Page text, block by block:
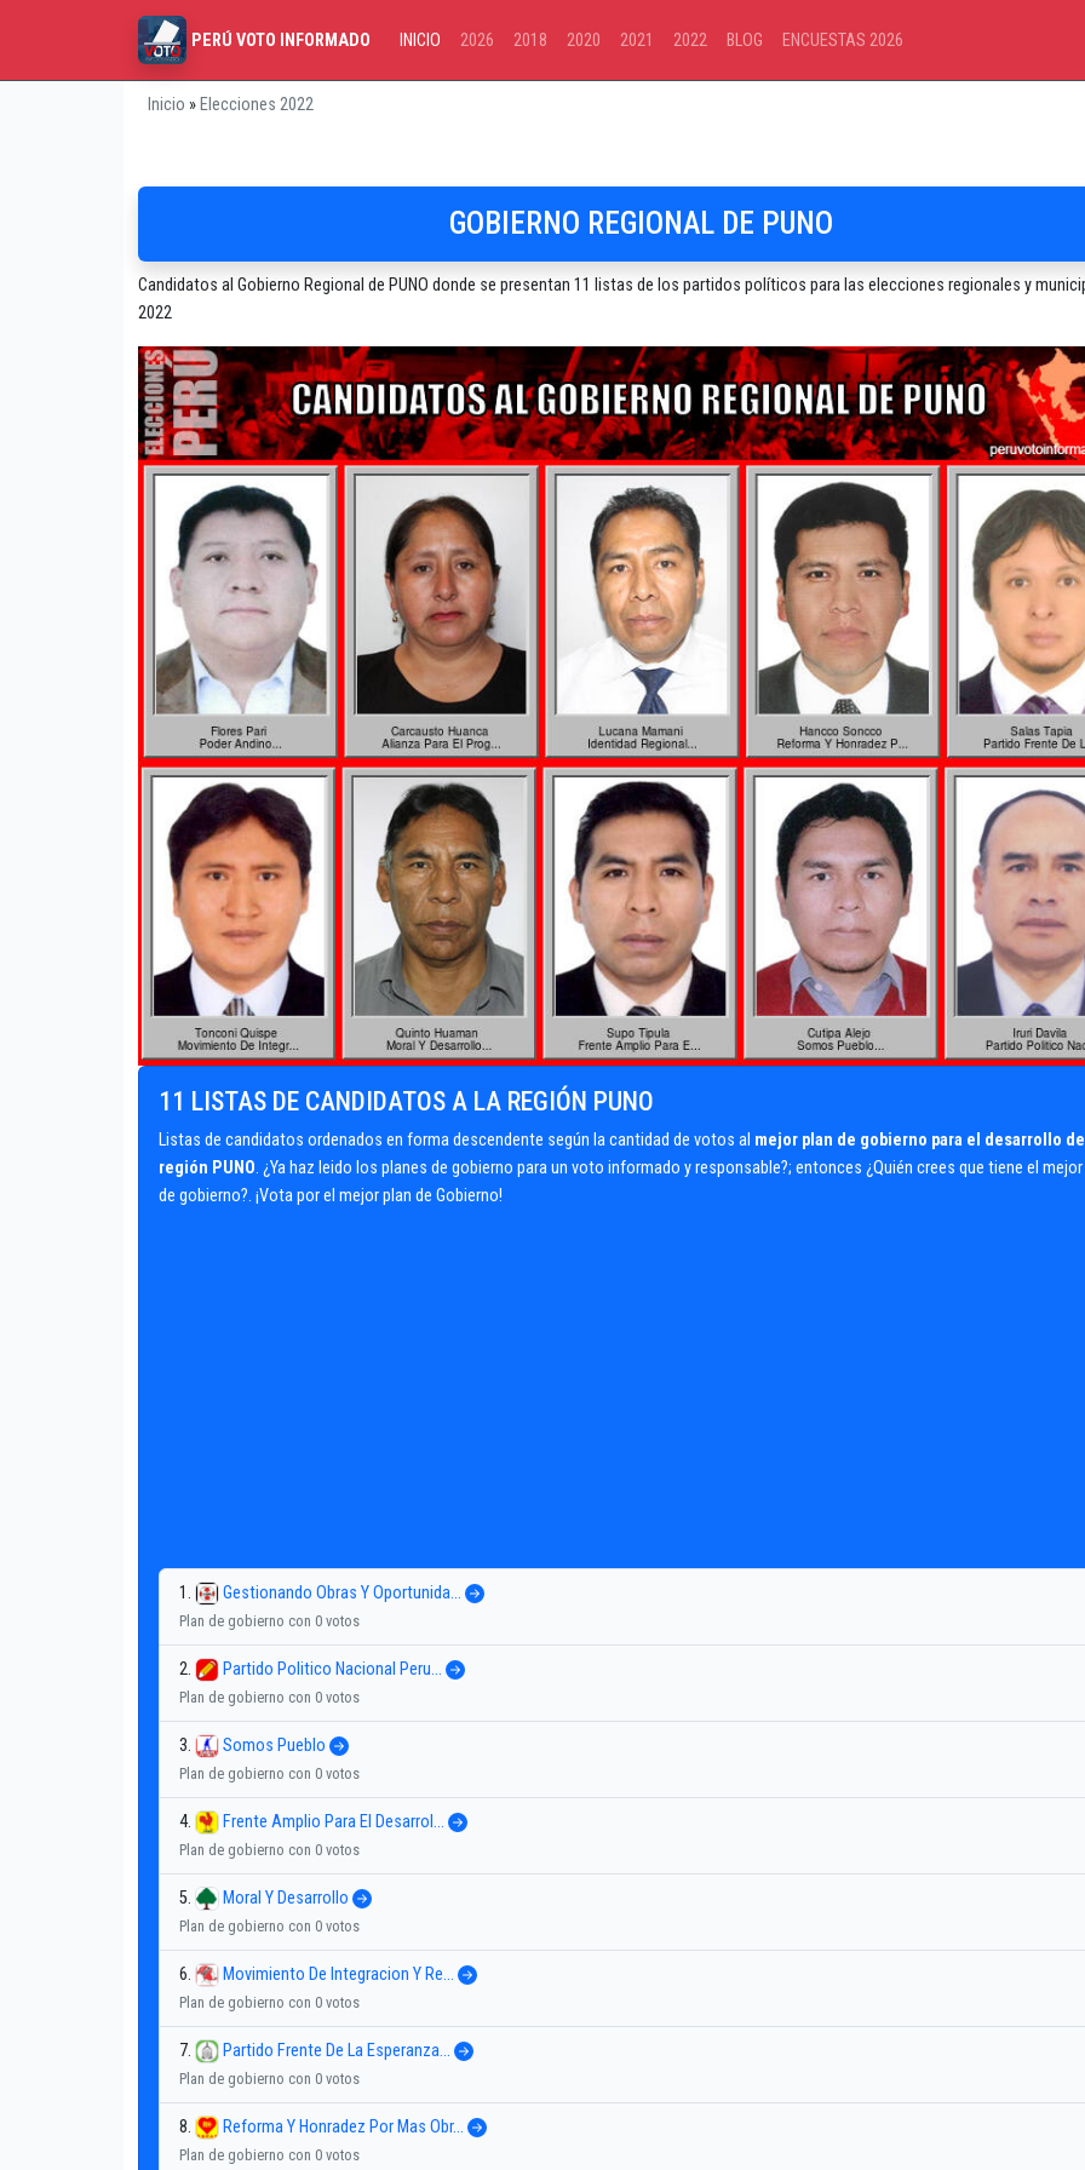
PERÚ VOTO INFORMADO INICIO 2026 2018 2020 2021 2022 BLOG ENCUESTAS 2026
Inicio » Elecciones 2022
GOBIERNO REGIONAL DE PUNO
Candidatos al Gobierno Regional de PUNO donde se presentan 11 listas de los partidos políticos para las elecciones regionales y
2022
11 LISTAS DE CANDIDATOS A LA REGIÓN PUNO
Listas de candidatos ordenados en forma descendente según la cantidad de votos al mejor plan de gobierno para el desarrollo
región PUNO. ¿Ya haz leido los planes de gobierno para un voto informado y responsable?; entonces ¿Quién crees que tiene el
de gobierno?. ¡Vota por el mejor plan de Gobierno!
1. Gestionando Obras Y Oportunida...
Plan de gobierno con 0 votos
2. Partido Politico Nacional Peru...
Plan de gobierno con 0 votos
3. Somos Pueblo
Plan de gobierno con 0 votos
4. Frente Amplio Para El Desarrol...
Plan de gobierno con 0 votos
5. Moral Y Desarrollo
Plan de gobierno con 0 votos
6. Movimiento De Integracion Y Re...
Plan de gobierno con 0 votos
7. Partido Frente De La Esperanza...
Plan de gobierno con 0 votos
8. Reforma Y Honradez Por Mas Obr...
Plan de gobierno con 0 votos